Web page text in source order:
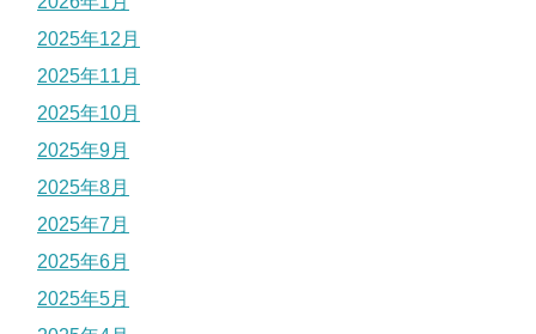
2025年12月
2025年11月
2025年10月
2025年9月
2025年8月
2025年7月
2025年6月
2025年5月